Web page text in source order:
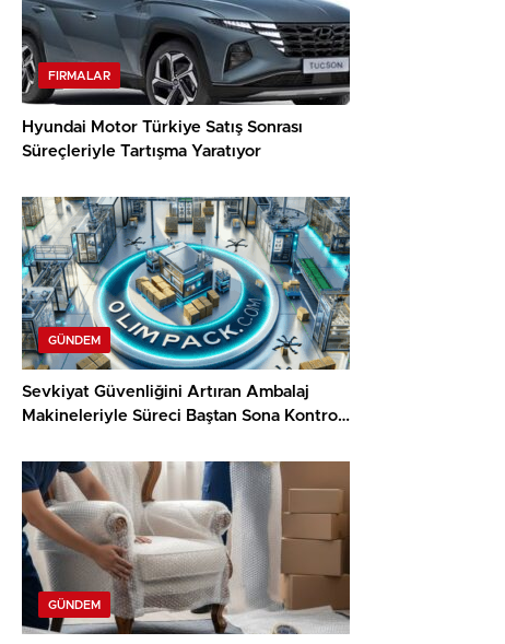
FIRMALAR
Hyundai Motor Türkiye Satış Sonrası
Süreçleriyle Tartışma Yaratıyor
GÜNDEM
Sevkiyat Güvenliğini Artıran Ambalaj
Makineleriyle Süreci Baştan Sona Kontrol
GÜNDEM